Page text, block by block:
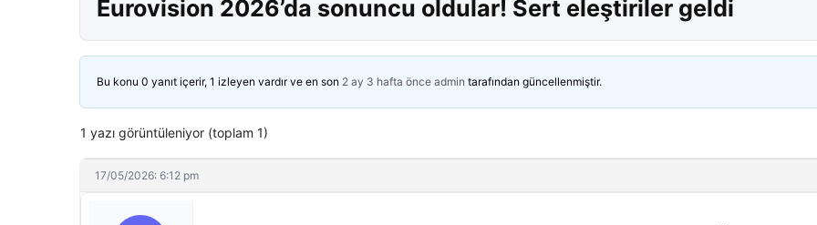
Eurovision 2026’da sonuncu oldular! Sert eleştiriler geldi
Bu konu 0 yanıt içerir, 1 izleyen vardır ve en son 2 ay 3 hafta önce admin tarafından güncellenmiştir.
1 yazı görüntüleniyor (toplam 1)
17/05/2026: 6:12 pm